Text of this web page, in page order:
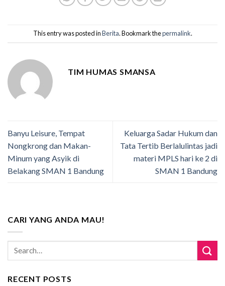
This entry was posted inBerita. Bookmark thepermalink.
TIM HUMAS SMANSA
Banyu Leisure, Tempat
Nongkrong dan Makan-
Minum yang Asyik di
Belakang SMAN 1 Bandung
Keluarga Sadar Hukum dan
Tata Tertib Berlalulintas jadi
materi MPLS hari ke 2 di
SMAN 1 Bandung
CARI YANG ANDA MAU!
RECENT POSTS